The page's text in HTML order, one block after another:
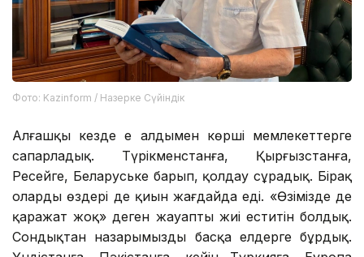
Фото: Kazinform / Назерке Сүйіндік
Алғашқы кезде ең алдымен көрші мемлекеттерге
сапарладық. Түрікменстанға, Қырғызстанға,
Ресейге, Беларуське барып, қолдау сұрадық. Бірақ
олардың өздері де қиын жағдайда еді. «Өзімізде де
қаражат жоқ» деген жауапты жиі еститін болдық.
Сондықтан назарымызды басқа елдерге бұрдық.